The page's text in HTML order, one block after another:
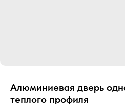
Алюминиевая дверь
теплого профиля